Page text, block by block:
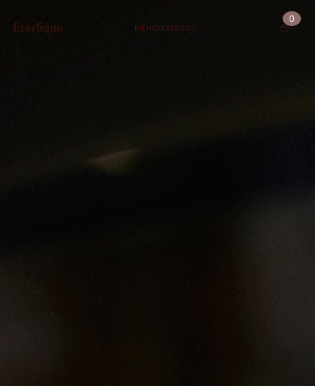
МЕНЮКАТАЛОГ
0
КОРЗИНА (0)